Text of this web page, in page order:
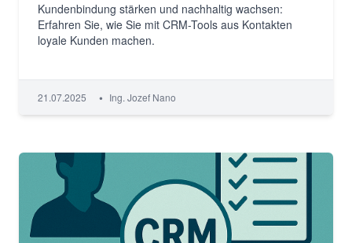
Kundenbindung stärken und nachhaltig wachsen:
Erfahren Sie, wie Sie mit CRM-Tools aus Kontakten
loyale Kunden machen.
21.07.2025 • Ing. Jozef Nano